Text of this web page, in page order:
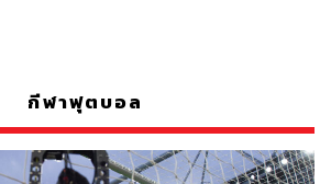
กีฬาฟุตบอล